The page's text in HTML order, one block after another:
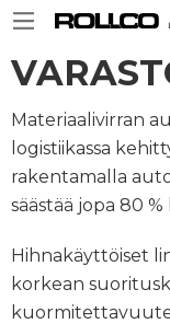
Materiaalivirran
logistiikassa
rakentamalla
säästää jopa 80
Hihnakäyttöiset
korkean